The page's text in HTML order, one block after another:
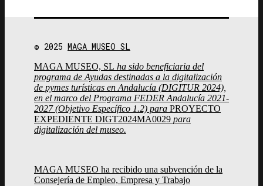
© 2025 MAGA MUSEO SL
MAGA MUSEO, SL ha sido beneficiaria del
programa de Ayudas destinadas a la digitalización
de pymes turísticas en Andalucía (DIGITUR 2024),
en el marco del Programa FEDER Andalucía 2021-
2027 (Objetivo Específico 1.2) para PROYECTO
EXPEDIENTE DIGT2024MA0029 para
digitalización del museo.
MAGA MUSEO ha recibido una subvención de la
Consejería de Empleo, Empresa y Trabajo